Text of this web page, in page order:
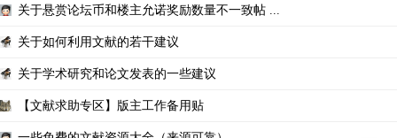
关于悬赏论坛币和楼主允诺奖励数量不一致帖 ...
关于如何利用文献的若干建议
关于学术研究和论文发表的一些建议
【文献求助专区】版主工作备用贴